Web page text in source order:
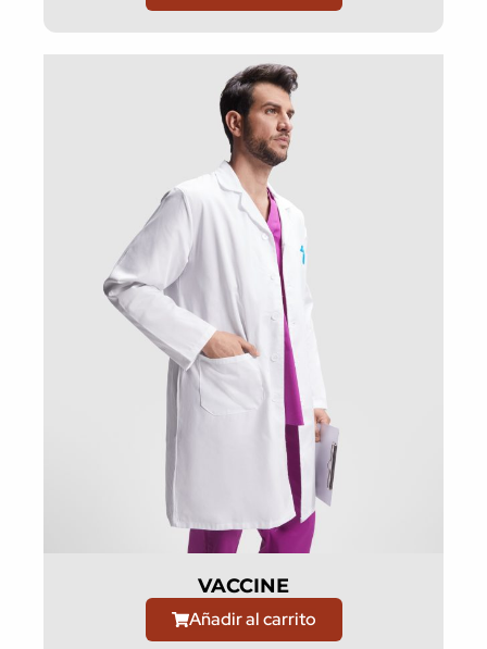
VACCINE
Añadir al carrito